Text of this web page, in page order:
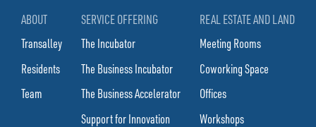
ABOUT
Transalley
Residents
Team
SERVICE OFFERING
The Incubator
The Business Incubator
The Business Accelerator
Support for Innovation
REAL ESTATE AND LAND
Meeting Rooms
Coworking Space
Offices
Workshops